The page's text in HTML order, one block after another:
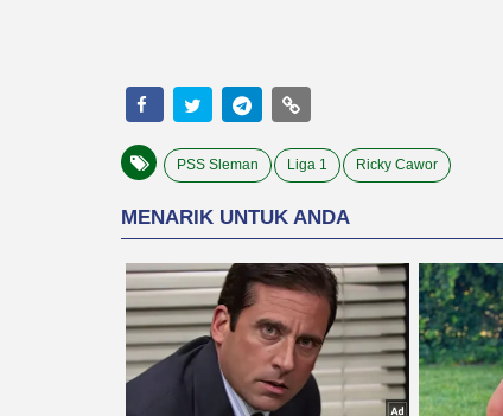
PSS Sleman Liga 1 Ricky Cawor